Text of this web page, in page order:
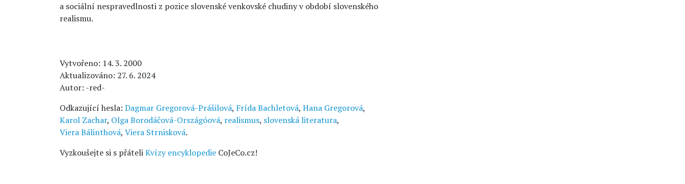
a sociální nespravedlnosti z pozice slovenské venkovské chudiny v období slovenského
realismu.
Vytvořeno: 14. 3. 2000
Aktualizováno: 27. 6. 2024
Autor: -red-
Odkazující hesla: Dagmar Gregorová-Prášilová, Frída Bachletová, Hana Gregorová,
Karol Zachar, Olga Borodáčová-Országóová, realismus, slovenská literatura,
Viera Bálinthová, Viera Strnisková.
Vyzkoušejte si s přáteliKvízy encyklopedie CoJeCo.cz!